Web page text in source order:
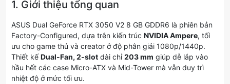
1. Giới thiệu tổng quan
ASUS Dual GeForce RTX 3050 V2 8 GB GDDR6 là phiên bản
Factory-Configured, dựa trên kiến trúc NVIDIA Ampere, tối
ưu cho game thủ và creator ở độ phân giải 1080p/1440p.
Thiết kếDual-Fan, 2-slot dài chỉ203 mm giúp dễ lắp vào
hầu hết các case Micro-ATX và Mid-Tower mà vẫn duy trì
nhiệt độ ở mức tối ưu.